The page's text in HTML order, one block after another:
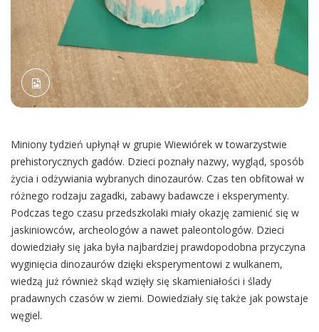
Miniony tydzień upłynął w grupie Wiewiórek w towarzystwie
prehistorycznych gadów. Dzieci poznały nazwy, wygląd, sposób
życia i odżywiania wybranych dinozaurów. Czas ten obfitował w
różnego rodzaju zagadki, zabawy badawcze i eksperymenty.
Podczas tego czasu przedszkolaki miały okazję zamienić się w
jaskiniowców, archeologów a nawet paleontologów. Dzieci
dowiedziały się jaka była najbardziej prawdopodobna przyczyna
wyginięcia dinozaurów dzięki eksperymentowi z wulkanem,
wiedzą już również skąd wzięły się skamieniałości i ślady
pradawnych czasów w ziemi. Dowiedziały się także jak powstaje
węgiel.